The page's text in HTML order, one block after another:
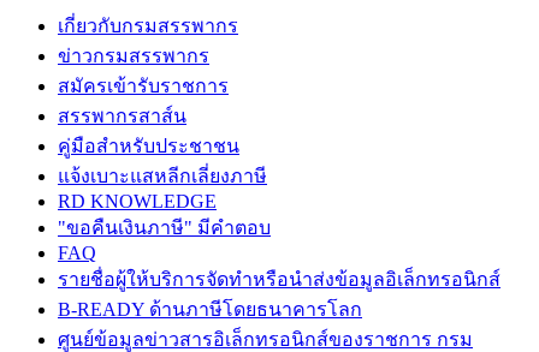
เกี่ยวกับกรมสรรพากร
ข่าวกรมสรรพากร
สมัครเข้ารับราชการ
สรรพากรสาส์น
คู่มือสำหรับประชาชน
แจ้งเบาะแสหลีกเลี่ยงภาษี
RD KNOWLEDGE
"ขอคืนเงินภาษี" มีคำตอบ
FAQ
รายชื่อผู้ให้บริการจัดทำหรือนำส่งข้อมูลอิเล็กทรอนิกส์
B-READY ด้านภาษีโดยธนาคารโลก
ศูนย์ข้อมูลข่าวสารอิเล็กทรอนิกส์ของราชการ กรม